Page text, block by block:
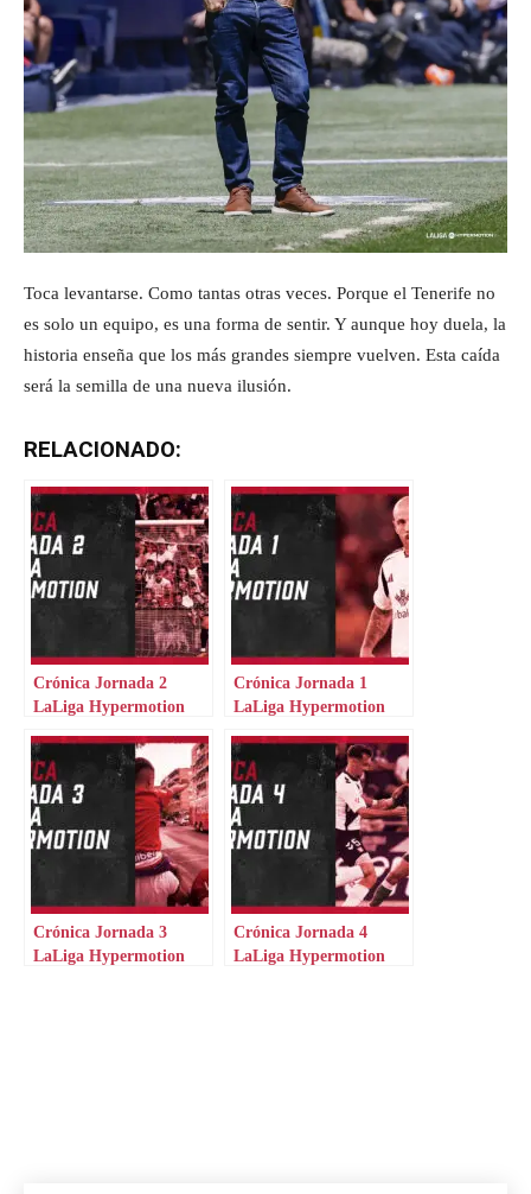
Toca levantarse. Como tantas otras veces. Porque el Tenerife no
es solo un equipo, es una forma de sentir. Y aunque hoy duela, la
historia enseña que los más grandes siempre vuelven. Esta caída
será la semilla de una nueva ilusión.
RELACIONADO:
Crónica Jornada 2
LaLiga Hypermotion
Crónica Jornada 1
LaLiga Hypermotion
Crónica Jornada 3
LaLiga Hypermotion
Crónica Jornada 4
LaLiga Hypermotion